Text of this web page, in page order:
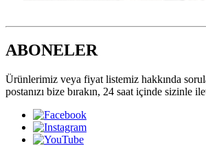
ABONELER
Ürünlerimiz veya fiyat listemiz hakkında
postanızı bize bırakın, 24 saat içinde sizinle